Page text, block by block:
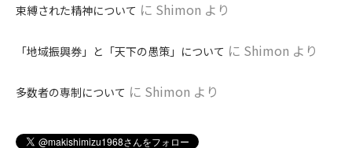
束縛された精神について に Shimon より
「地域振興券」と「天下の愚策」について に Shimon より
多数者の専制について に Shimon より